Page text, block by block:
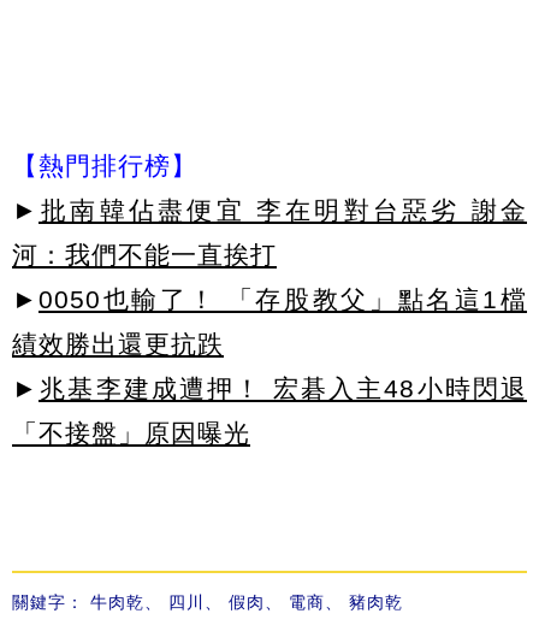
【熱門排行榜】
► 批南韓佔盡便宜 李在明對台惡劣 謝金
河：我們不能一直挨打
► 0050也輸了！ 「存股教父」點名這1檔
績效勝出還更抗跌
► 兆基李建成遭押！ 宏碁入主48小時閃退
「不接盤」原因曝光
關鍵字： 牛肉乾 四川 假肉 電商 豬肉乾